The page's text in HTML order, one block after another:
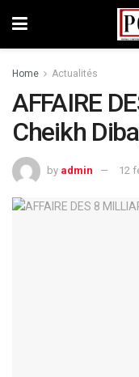
Home Actualités
AFFAIRE
Cheikh
by admin 12